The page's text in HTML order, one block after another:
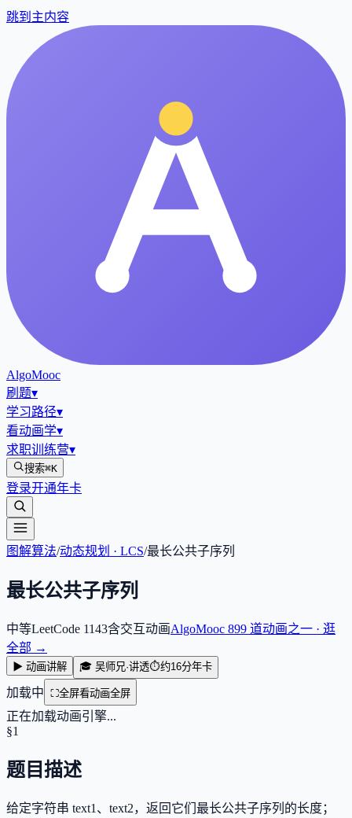
跳到主内容
AlgoMooc
刷题▾
学习路径▾
看动画学▾
求职训练营▾
搜索⌘K
登录开通年卡
图解算法/动态规划 · LCS/最长公共子序列
最长公共子序列
中等LeetCode 1143含交互动画AlgoMooc 899 道动画之一 · 逛
全部 →
▶ 动画讲解 🎓 吴师兄·讲透⏱约16分年卡
加载中 ⛶全屏看动画全屏
正在加载动画引擎...
§1
题目描述
给定字符串 text1、text2，返回它们最长公共子序列的长度；